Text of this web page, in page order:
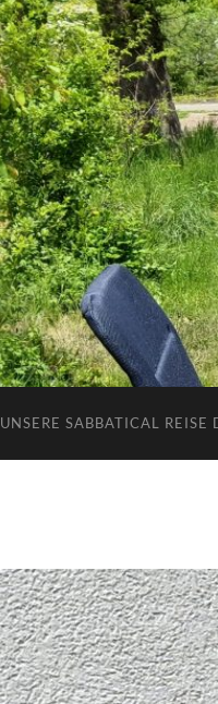
UNSERE SABBATICAL REISE